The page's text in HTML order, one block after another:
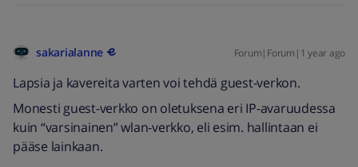
sakarialanne Forum|Forum|1 year ago
Lapsia ja kavereita varten voi tehdä guest-verkon.
Monesti guest-verkko on oletuksena eri IP-avaruudessa
kuin “varsinainen” wlan-verkko, eli esim. hallintaan ei
pääse lainkaan.